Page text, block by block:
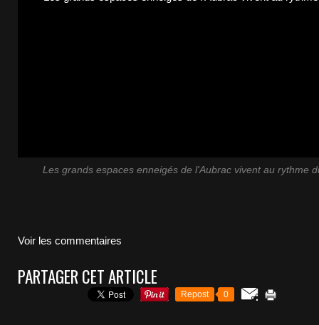
Les grands espaces enneigés de l'Aubrac vivent au rythme
Voir les commentaires
PARTAGER CET ARTICLE
Repost 0